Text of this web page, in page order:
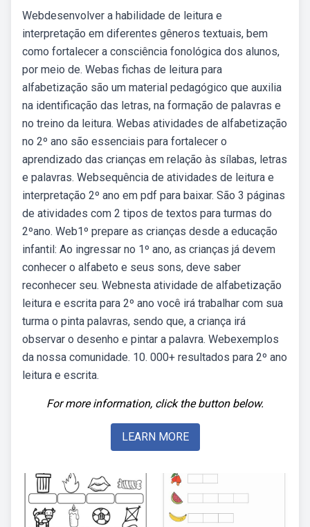
Webdesenvolver a habilidade de leitura e
interpretação em diferentes gêneros textuais, bem
como fortalecer a consciência fonológica dos alunos,
por meio de. Webas fichas de leitura para
alfabetização são um material pedagógico que auxilia
na identificação das letras, na formação de palavras e
no treino da leitura. Webas atividades de alfabetização
no 2º ano são essenciais para fortalecer o
aprendizado das crianças em relação às sílabas, letras
e palavras. Websequência de atividades de leitura e
interpretação 2º ano em pdf para baixar. São 3 páginas
de atividades com 2 tipos de textos para turmas do
2ºano. Web1º prepare as crianças desde a educação
infantil: Ao ingressar no 1º ano, as crianças já devem
conhecer o alfabeto e seus sons, deve saber
reconhecer seu. Webnesta atividade de alfabetização
leitura e escrita para 2º ano você irá trabalhar com sua
turma o pinta palavras, sendo que, a criança irá
observar o desenho e pintar a palavra. Webexemplos
da nossa comunidade. 10. 000+ resultados para 2º ano
leitura e escrita.
For more information, click the button below.
LEARN MORE